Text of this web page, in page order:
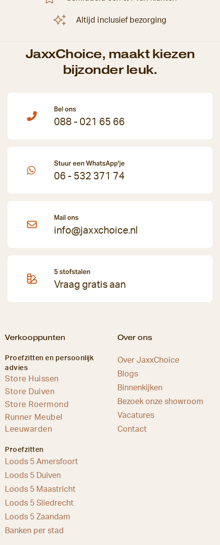
Altijd inclusief bezorging
JaxxChoice, maakt kiezen
bijzonder leuk.
Bel ons
088 - 021 65 66
Stuur een WhatsApp'je
06 - 532 371 74
Mail ons
info@jaxxchoice.nl
5 stofstalen
Vraag gratis aan
Verkooppunten
Proefzitten en persoonlijk
advies
Store Huissen
Store Duiven
Store Roermond
Runner Meubel
Leeuwarden
Proefzitten
Loods 5 Amersfoort
Loods 5 Duiven
Loods 5 Maastricht
Loods 5 Sliedrecht
Loods 5 Zaandam
Banken per stad
Over ons
Over JaxxChoice
Blogs
Binnenkijken
Bezoek onze showroom
Vacatures
Contact